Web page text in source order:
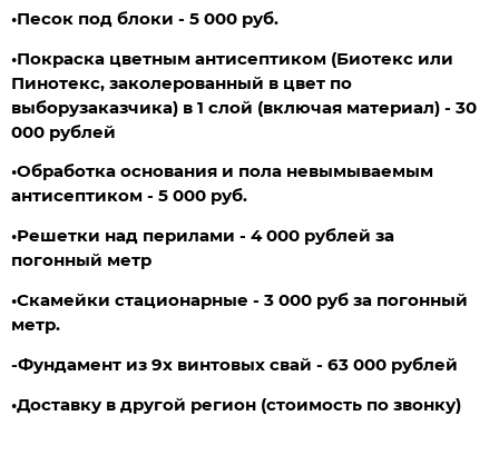
•Песок под блоки - 5 000 руб.
•Покраска цветным антисептиком (Биотекс или
Пинотекс, заколерованный в цвет по
выборузаказчика) в 1 слой (включая материал) - 30
000 рублей
•Обработка основания и пола невымываемым
антисептиком - 5 000 руб.
•Решетки над перилами - 4 000 рублей за
погонный метр
•Скамейки стационарные - 3 000 руб за погонный
метр.
-Фундамент из 9х винтовых свай - 63 000 рублей
•Доставку в другой регион (стоимость по звонку)